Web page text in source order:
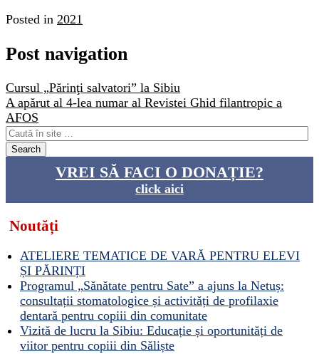
Posted in 2021
Post navigation
Cursul „Părinţi salvatori” la Sibiu
A apărut al 4-lea numar al Revistei Ghid filantropic a
AFOS
VREI SĂ FACI O DONAȚIE?
click aici
Noutăți
ATELIERE TEMATICE DE VARĂ PENTRU ELEVI
ȘI PĂRINȚI
Programul „Sănătate pentru Sate” a ajuns la Netuș:
consultații stomatologice și activități de profilaxie
dentară pentru copiii din comunitate
Vizită de lucru la Sibiu: Educație și oportunități de
viitor pentru copiii din Săliște